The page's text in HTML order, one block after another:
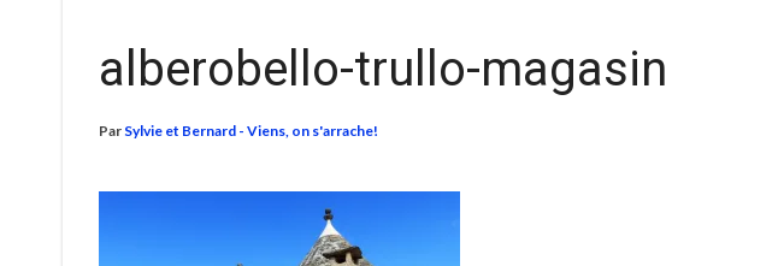
alberobello-trullo-magasin
Par Sylvie et Bernard - Viens, on s'arrache!